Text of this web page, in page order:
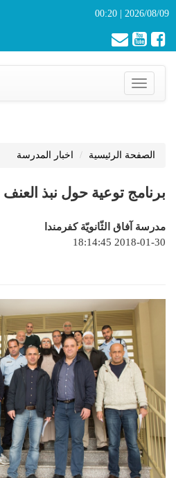
2026/08/09 | 00:20
Toggle
navigation
الصفحة الرئيسية اخبار المدرسة
برنامج توعية حول نبذ العنف
مدرسة آفاق الثّانويّة كفرمندا
2018-01-30 18:14:45